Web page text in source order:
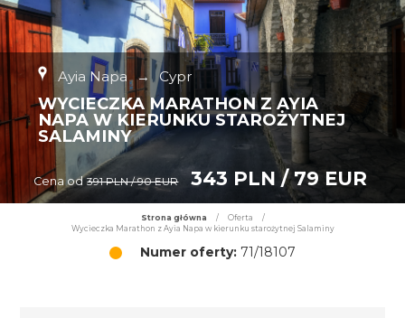
Ayia Napa → Cypr
WYCIECZKA MARATHON Z AYIA
NAPA W KIERUNKU STAROŻYTNEJ
SALAMINY
Cena od 391 PLN / 90 EUR 343 PLN / 79 EUR
Strona główna / Oferta
/
Wycieczka Marathon z Ayia Napa w kierunku starożytnej Salaminy
Numer oferty: 71/18107